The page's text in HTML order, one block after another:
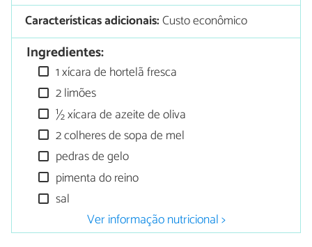
Características adicionais:Custo econômico
Ingredientes:
1 xícara de hortelã fresca
2 limões
½ xícara de azeite de oliva
2 colheres de sopa de mel
pedras de gelo
pimenta do reino
sal
Ver informação nutricional >